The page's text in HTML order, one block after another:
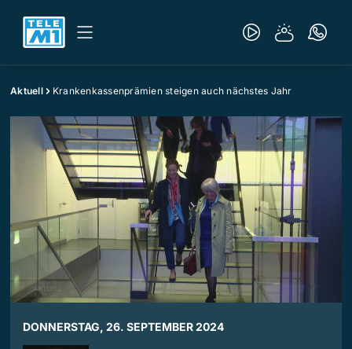
Aktuell Krankenkassenprämien steigen auch nächstes Jahr
DONNERSTAG, 26. SEPTEMBER 2024